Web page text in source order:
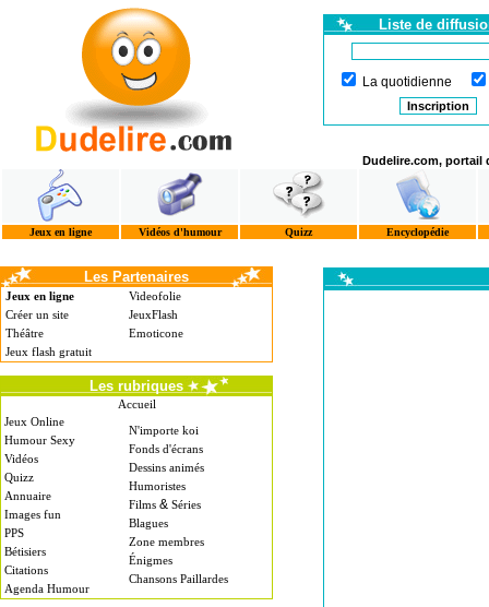
Liste de
La quotidienne
Dudelire.com, portail
Jeux en ligne Vidéos d'humour Quizz Encyclopédie
Les Partenaires
Jeux en ligne
Créer un site
Théâtre
Jeux flash gratuit
Videofolie
JeuxFlash
Emoticone
Les rubriques
Accueil
Jeux Online
Humour Sexy
Vidéos
Quizz
Annuaire
Images fun
PPS
Bétisiers
Citations
Agenda Humour
N'importe koi
Fonds d'écrans
Dessins animés
Humoristes
Films & Séries
Blagues
Zone membres
Énigmes
Chansons Paillardes